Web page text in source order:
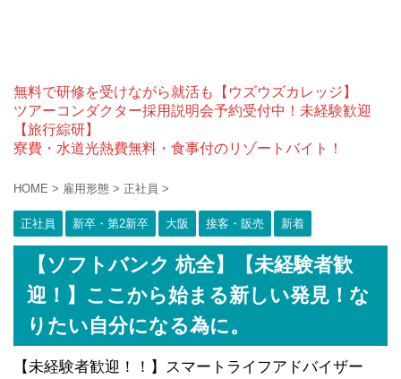
無料で研修を受けながら就活も【ウズウズカレッジ】
ツアーコンダクター採用説明会予約受付中！未経験歓迎
【旅行綜研】
寮費・水道光熱費無料・食事付のリゾートバイト！
HOME > 雇用形態 > 正社員 >
正社員 新卒・第2新卒 大阪 接客・販売 新着
【ソフトバンク 杭全】【未経験者歓
迎！】ここから始まる新しい発見！な
りたい自分になる為に。
【未経験者歓迎！！】スマートライフアドバイザー